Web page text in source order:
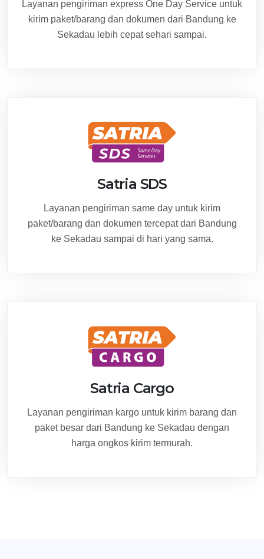
Layanan pengiriman express One Day Service untuk
kirim paket/barang dan dokumen dari Bandung ke
Sekadau lebih cepat sehari sampai.
Satria SDS
Layanan pengiriman same day untuk kirim
paket/barang dan dokumen tercepat dari Bandung
ke Sekadau sampai di hari yang sama.
Satria Cargo
Layanan pengiriman kargo untuk kirim barang dan
paket besar dari Bandung ke Sekadau dengan
harga ongkos kirim termurah.